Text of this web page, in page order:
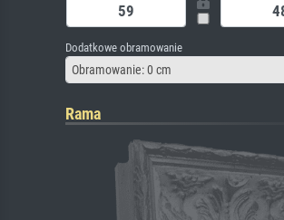
Dodatkowe obramowanie
Obramowanie: 0 cm
Rama